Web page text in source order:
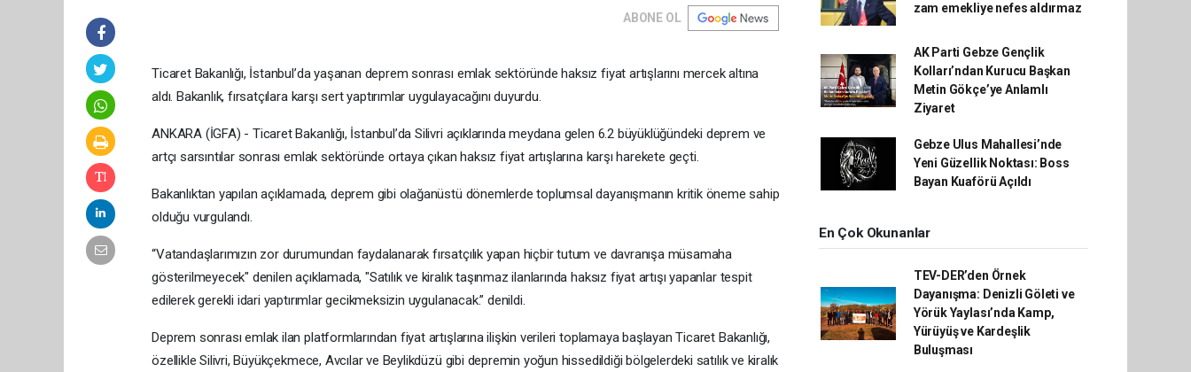
ABONE OL
Ticaret Bakanlığı, İstanbul’da yaşanan deprem sonrası emlak sektöründe haksız fiyat artışlarını mercek altına
aldı. Bakanlık, fırsatçılara karşı sert yaptırımlar uygulayacağını duyurdu.
ANKARA (İGFA) - Ticaret Bakanlığı, İstanbul’da Silivri açıklarında meydana gelen 6.2 büyüklüğündeki deprem ve
artçı sarsıntılar sonrası emlak sektöründe ortaya çıkan haksız fiyat artışlarına karşı harekete geçti.
Bakanlıktan yapılan açıklamada, deprem gibi olağanüstü dönemlerde toplumsal dayanışmanın kritik öneme sahip
olduğu vurgulandı.
“Vatandaşlarımızın zor durumundan faydalanarak fırsatçılık yapan hiçbir tutum ve davranışa müsamaha
gösterilmeyecek" denilen açıklamada, "Satılık ve kiralık taşınmaz ilanlarında haksız fiyat artışı yapanlar tespit
edilerek gerekli idari yaptırımlar gecikmeksizin uygulanacak.” denildi.
Deprem sonrası emlak ilan platformlarından fiyat artışlarına ilişkin verileri toplamaya başlayan Ticaret Bakanlığı,
özellikle Silivri, Büyükçekmece, Avcılar ve Beylikdüzü gibi depremin yoğun hissedildiği bölgelerdeki satılık ve kiralık
zam emekliye nefes aldırmaz
AK Parti Gebze Gençlik
Kolları’ndan Kurucu Başkan
Metin Gökçe’ye Anlamlı
Ziyaret
Gebze Ulus Mahallesi’nde
Yeni Güzellik Noktası: Boss
Bayan Kuaförü Açıldı
En Çok Okunanlar
TEV-DER’den Örnek
Dayanışma: Denizli Göleti ve
Yörük Yaylası’nda Kamp,
Yürüyüş ve Kardeşlik
Buluşması